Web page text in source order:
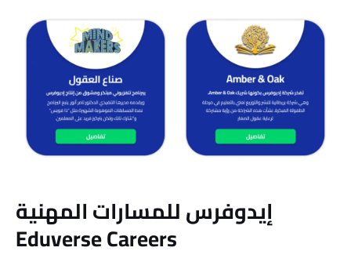
إيدوفرس للمسارات المهنية
Eduverse Careers